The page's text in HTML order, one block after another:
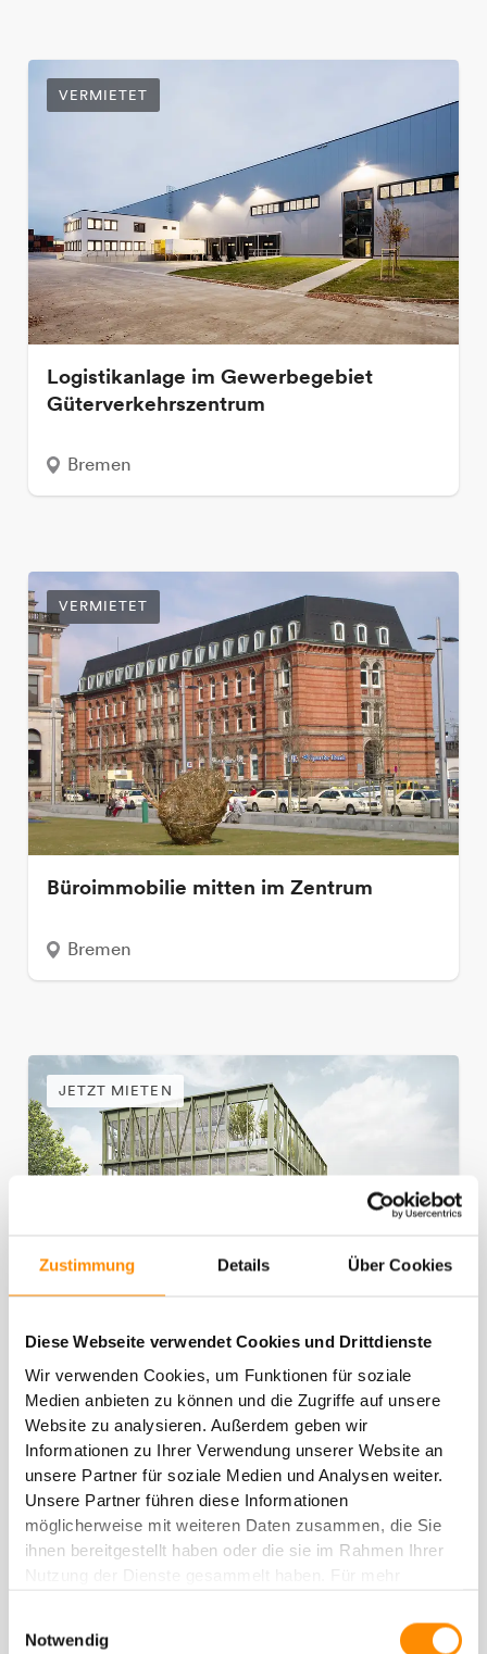
Zustimmung Details Über Cookies
Diese Webseite verwendet Cookies und Drittdienste
Wir verwenden Cookies, um Funktionen für soziale
Medien anbieten zu können und die Zugriffe auf unsere
Website zu analysieren. Außerdem geben wir
Informationen zu Ihrer Verwendung unserer Website an
unsere Partner für soziale Medien und Analysen weiter.
Unsere Partner führen diese Informationen
möglicherweise mit weiteren Daten zusammen, die Sie
ihnen bereitgestellt haben oder die sie im Rahmen Ihrer
Notwendig
VERMIETET
Logistikanlage im Gewerbegebiet
Güterverkehrszentrum
Bremen
VERMIETET
Büroimmobilie mitten im Zentrum
Bremen
JETZT MIETEN
Konnex: Moderner Bürokomplex im
Zentrum Dresdens
Dresden